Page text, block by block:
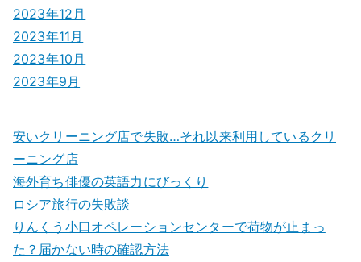
2023年12月
2023年11月
2023年10月
2023年9月
安いクリーニング店で失敗…それ以来利用しているクリ
ーニング店
海外育ち俳優の英語力にびっくり
ロシア旅行の失敗談
りんくう小口オペレーションセンターで荷物が止まっ
た？届かない時の確認方法